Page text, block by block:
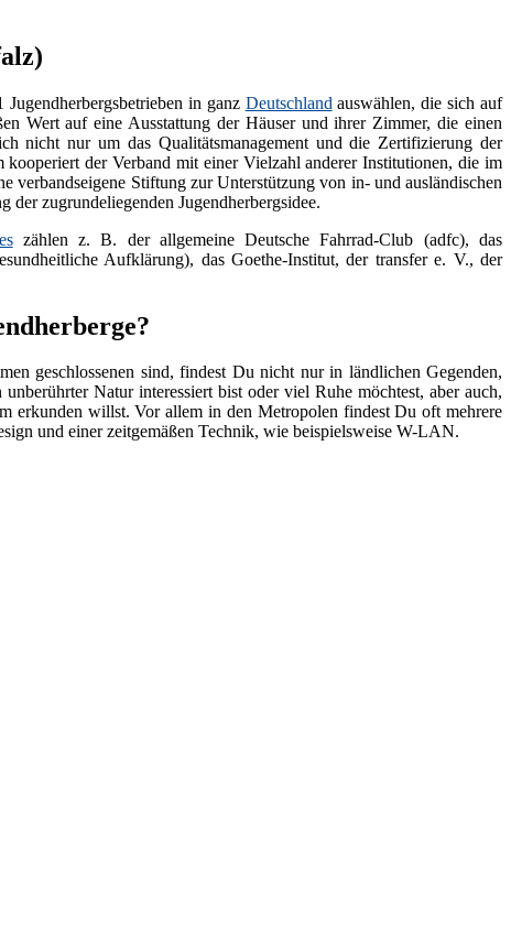
in ganz Deutschland auswählen, die sich auf
Wert auf eine Ausstattung der Häuser und ihrer Zimmer, die einen
nicht nur um das Qualitätsmanagement und die Zertifizierung der
der Verband mit einer Vielzahl anderer Institutionen, die im
verbandseigene Stiftung zur Unterstützung von in- und ausländischen
der zugrundeliegenden Jugendherbergsidee.
zählen z. B. der allgemeine Deutsche Fahrrad-Club (adfc), das
Aufklärung), das Goethe-Institut, der transfer e. V., der
geschlossenen sind, findest Du nicht nur in ländlichen Gegenden,
Natur interessiert bist oder viel Ruhe möchtest, aber auch,
erkunden willst. Vor allem in den Metropolen findest Du oft mehrere
und einer zeitgemäßen Technik, wie beispielsweise W-LAN.